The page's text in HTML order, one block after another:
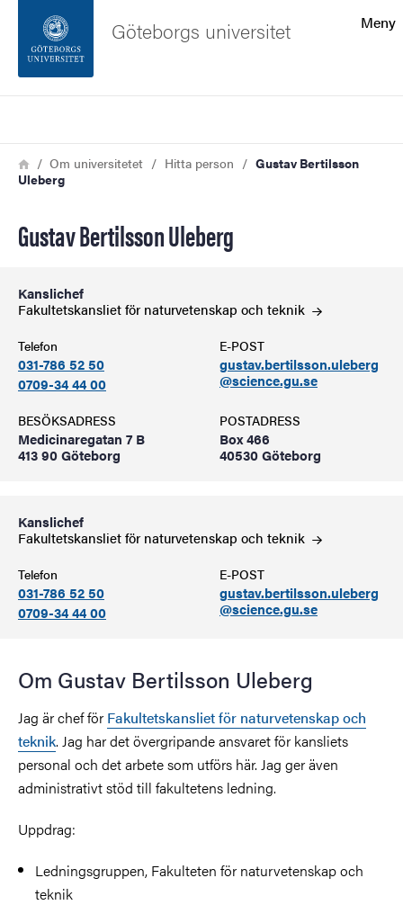
Sidfoten
Om webbplatsen
Meny
Göteborgs universitet
Länkstig
HemOm universitetet Hitta person
Gustav Bertilsson
Uleberg
Gustav Bertilsson Uleberg
Kanslichef
Fakultetskansliet för naturvetenskap och teknik
Telefon
031-786 52 50
0709-34 44 00
E-POST
gustav.bertilsson.uleberg
@science.gu.se
BESÖKSADRESS
Medicinaregatan 7 B
413 90 Göteborg
POSTADRESS
Box 466
40530 Göteborg
Kanslichef
Fakultetskansliet för naturvetenskap och teknik
Telefon
031-786 52 50
0709-34 44 00
E-POST
gustav.bertilsson.uleberg
@science.gu.se
Om Gustav Bertilsson Uleberg
Jag är chef för Fakultetskansliet för naturvetenskap och
teknik. Jag har det övergripande ansvaret för kansliets
personal och det arbete som utförs här. Jag ger även
administrativt stöd till fakultetens ledning.
Uppdrag:
Ledningsgruppen, Fakulteten för naturvetenskap och
teknik